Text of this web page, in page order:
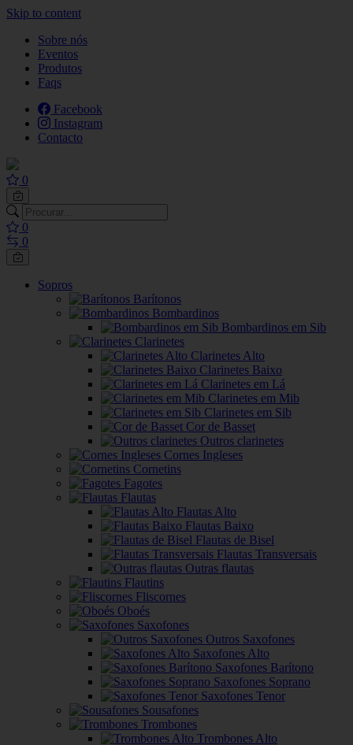
Skip to content
Sobre nós
Eventos
Produtos
Faqs
Facebook
Instagram
Contacto
0
0
0
Sopros
Barítonos
Bombardinos
Bombardinos em Sib
Clarinetes
Clarinetes Alto
Clarinetes Baixo
Clarinetes em Lá
Clarinetes em Mib
Clarinetes em Sib
Cor de Basset
Outros clarinetes
Cornes Ingleses
Cornetins
Fagotes
Flautas
Flautas Alto
Flautas Baixo
Flautas de Bisel
Flautas Transversais
Outras flautas
Flautins
Fliscornes
Oboés
Saxofones
Outros Saxofones
Saxofones Alto
Saxofones Barítono
Saxofones Soprano
Saxofones Tenor
Sousafones
Trombones
Trombones Alto